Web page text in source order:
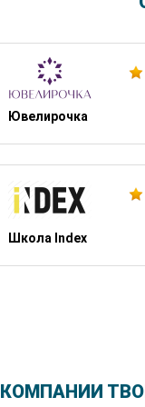
Ювелирочка
Школа Index
КОМПАНИИ